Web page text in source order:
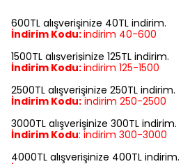
600TL alışverişinize 40TL indirim.
İndirim Kodu:indirim 40-600
1500TL alışverişinize 125TL indirim.
İndirim Kodu:indirim 125-1500
2500TL alışverişinize 250TL indirim.
İndirim Kodu: indirim 250-2500
3000TL alışverişinize 300TL indirim.
İndirim Kodu: indirim 300-3000
4000TL alışverişinize 400TL indirim.